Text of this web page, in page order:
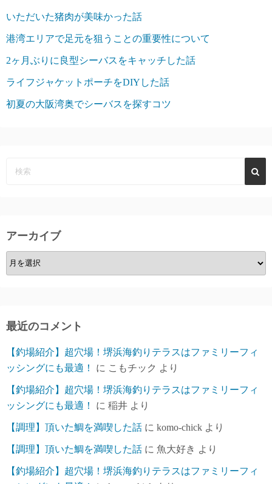
いただいた猪肉が美味かった話
港湾エリアで足元を狙うことの重要性について
2ヶ月ぶりに良型シーバスをキャッチした話
ライフジャケットポーチをDIYした話
初夏の大阪湾奥でシーバスを探すコツ
アーカイブ
ア
ー
ブ
最近のコメント
【釣場紹介】超穴場！堺浜海釣りテラスはファミリーフィ
ッシングにも最適！
に こもチック より
【釣場紹介】超穴場！堺浜海釣りテラスはファミリーフィ
ッシングにも最適！
に 稲井 より
【調理】頂いた鯛を満喫した話 に komo-chick より
【調理】頂いた鯛を満喫した話 に 魚大好き より
【釣場紹介】超穴場！堺浜海釣りテラスはファミリーフィ